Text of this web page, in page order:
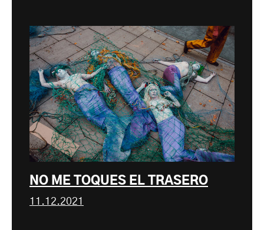
NO ME TOQUES EL TRASERO
11.12.2021